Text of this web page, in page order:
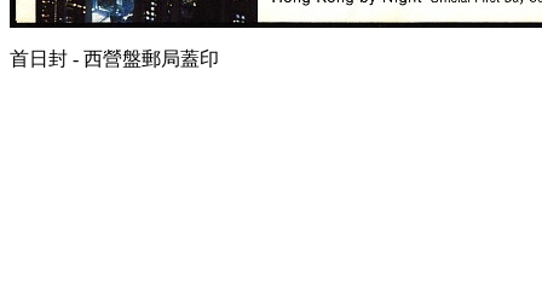
首日封 - 西營盤郵局蓋印